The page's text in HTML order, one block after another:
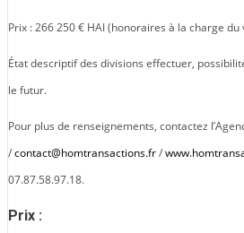
Prix : 266 250 € HAI (honoraires à la charge du
État descriptif des divisions effectuer,
le futur.
Pour plus de renseignements, contactez
/contact@homtransactions.fr/
07.87.58.97.18.
Prix :